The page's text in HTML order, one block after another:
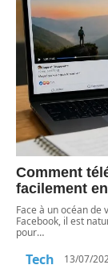
Comment
facilement
Face à un océan
Facebook, il est
pour…
Tech 13/07/